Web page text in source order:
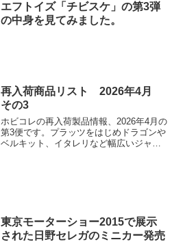
エフトイズ「チビスケ」の第3弾
の中身を見てみました。
再入荷商品リスト 2026年4月
その3
ホビコレの再入荷製品情報、2026年4月の
第3便です。プラッツをはじめドラゴンや
ベルキット、イタレリなど幅広いジャン
東京モーターショー2015で展示
された日野セレガのミニカー発売